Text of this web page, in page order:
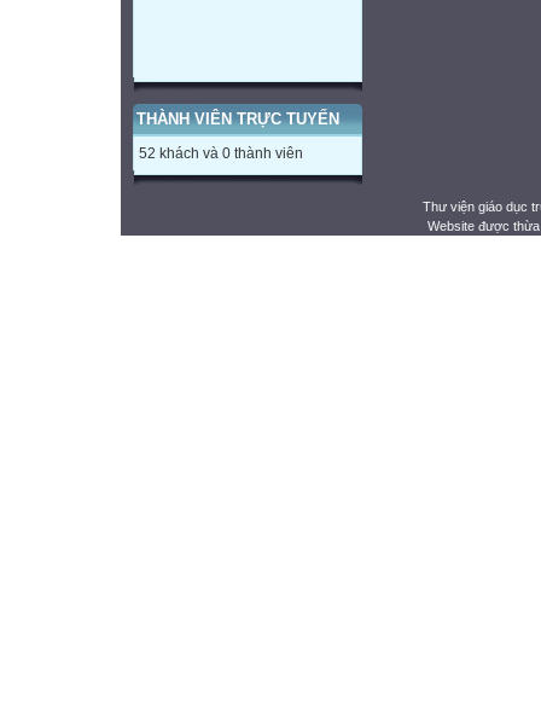
THÀNH VIÊN TRỰC TUYẾN
52 khách và 0 thành viên
Thư viện giáo dục
Website được